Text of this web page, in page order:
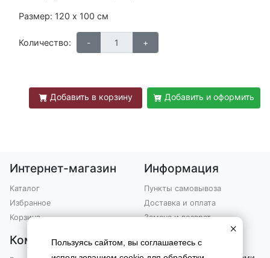
Размер: 120 х 100 см
Количество:
Добавить в корзину Добавить и оформить
Интернет-магазин
Каталог
Избранное
Корзина
Информация
Пункты самовывоза
Доставка и оплата
Замена и возврат
Компания Контакты
×
Пользуясь сайтом, вы соглашаетесь с